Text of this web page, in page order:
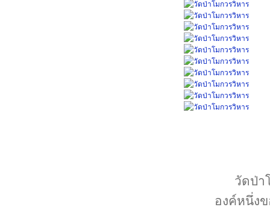
วัดป่า
องค์หนึ่ง